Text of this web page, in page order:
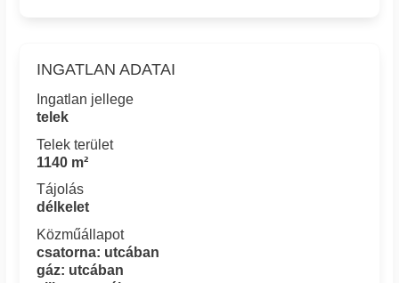
INGATLAN ADATAI
Ingatlan jellege
telek
Telek terület
1140 m²
Tájolás
délkelet
Közműállapot
csatorna: utcában
gáz: utcában